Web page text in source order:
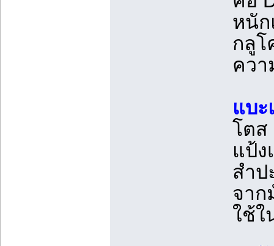
หนัก
กลูโ
คว
แบ
โตส
แป้ง
สำป
จาก
ใช้ใ